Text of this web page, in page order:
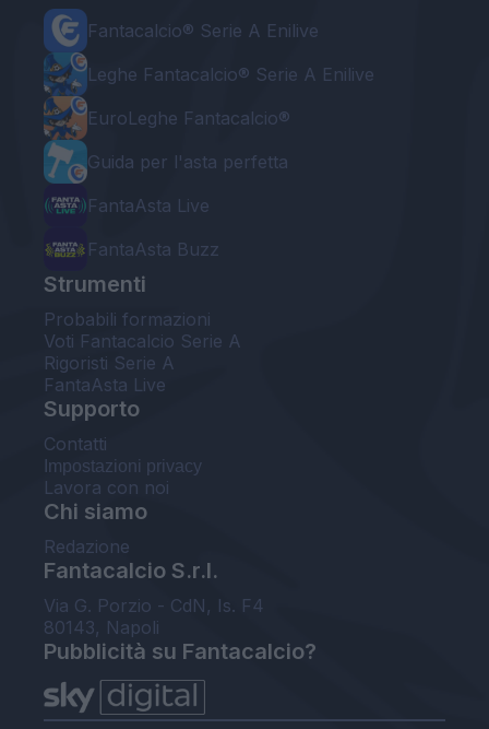
Fantacalcio® Serie A Enilive
Leghe Fantacalcio® Serie A Enilive
EuroLeghe Fantacalcio®
Guida per l'asta perfetta
FantaAsta Live
FantaAsta Buzz
Strumenti
Probabili formazioni
Voti Fantacalcio Serie A
Rigoristi Serie A
FantaAsta Live
Supporto
Contatti
Impostazioni privacy
Lavora con noi
Chi siamo
Redazione
Fantacalcio S.r.l.
Via G. Porzio - CdN, Is. F4
80143, Napoli
Pubblicità su Fantacalcio?